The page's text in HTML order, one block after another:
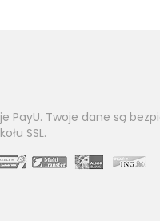
PayU. Twoje dane są
SSL.